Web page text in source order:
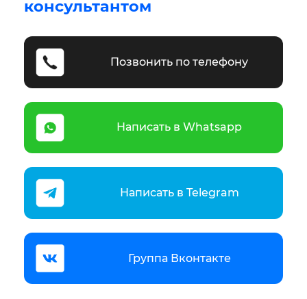
консультантом
Позвонить по телефону
Написать в Whatsapp
Написать в Telegram
Группа Вконтакте